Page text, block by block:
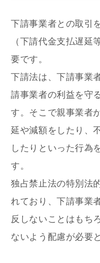
下請事業者との取引
（下請代金支払遅延
要です。
下請法は、下請事業
請事業者の利益を守
す。そこで親事業者
延や減額をしたり、
したりといった行為
す。
独占禁止法の特別法
れており、下請事業
反しないことはもち
ないよう配慮が必要